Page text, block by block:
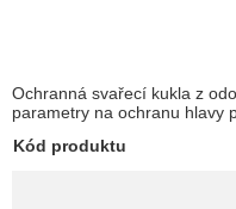
Ochranná svařecí kukla z
parametry na ochranu hlavy
Kód produktu